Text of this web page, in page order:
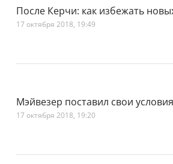
После Керчи: как избежать
17 октября 2018, 19:49
Мэйвезер поставил свои
17 октября 2018, 19:20